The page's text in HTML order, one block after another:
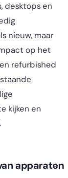
desktops en
nieuw, maar
op het
refurbished
kijken en
apparaten